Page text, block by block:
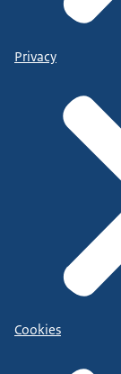
Privacy
Cookies